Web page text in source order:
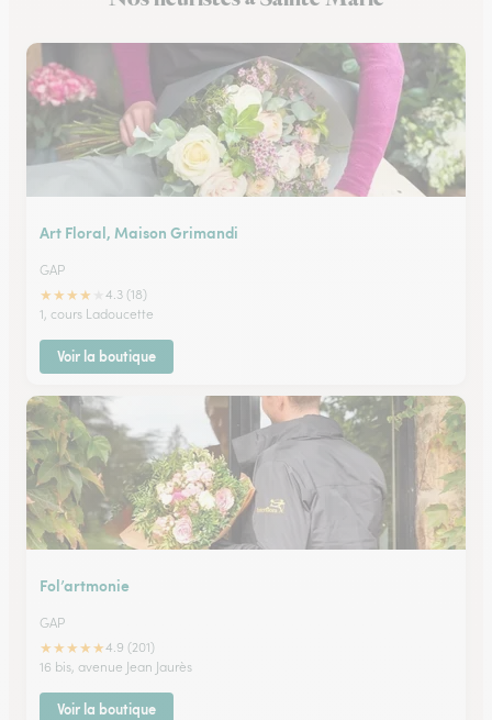
Art Floral, Maison Grimandi
GAP
★★★★
4.3 (18)
1, cours Ladoucette
Voir la boutique
Fol’artmonie
GAP
★★★★★4.9 (201)
16 bis, avenue Jean Jaurès
Voir la boutique